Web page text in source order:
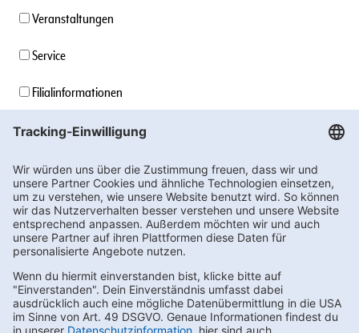
Veranstaltungen
Service
Filialinformationen
Unternehmensinformationen
Stellenangebote
Soziales Engagement